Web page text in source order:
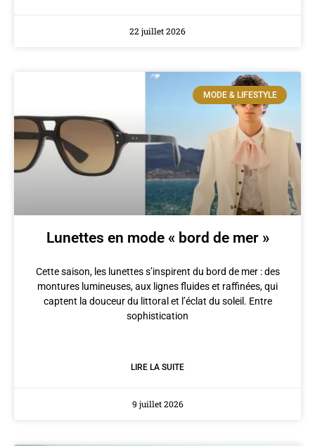
22 juillet 2026
MODE & LIFESTYLE
Lunettes en mode « bord de mer »
Cette saison, les lunettes s’inspirent du bord de mer : des
montures lumineuses, aux lignes fluides et raffinées, qui
captent la douceur du littoral et l’éclat du soleil. Entre
sophistication
LIRE LA SUITE
9 juillet 2026